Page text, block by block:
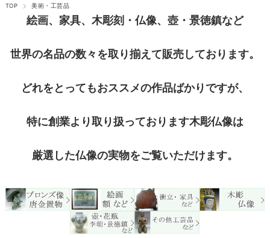
TOP 美術・工芸品
絵画、家具、木彫刻・仏像、壺・景徳鎮など
世界の名品の数々を取り揃えて販売しております。
どれをとってもおススメの作品ばかりですが、
特に創業より取り扱っております木彫仏像は
厳選した仏像の実物をご覧いただけます。